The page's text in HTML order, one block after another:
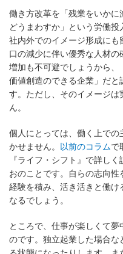
働き方改革を「残業をいか
どうまわすか」という労働投
社内外でのイメージ形成にも
口の減少に伴い優秀な人材
増加も不可避でしょうから
価値創造のできる企業」だ
す。ただし、そのイメージ
ん。
個人にとっては、働く上で
かせません。 以前のコラムで
『ライフ・シフト』で詳し
おのことです。自らの志向
経験を積み、活き活きと働
なるでしょう。
ところで、仕事が楽しくて
のです。独立起業した場合